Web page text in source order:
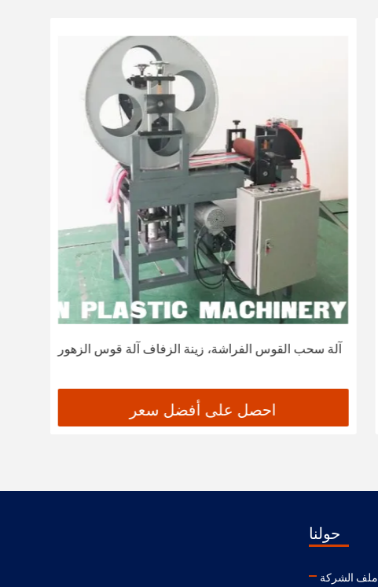
آلة سحب القوس الفراشة، زينة الزفاف آلة قوس الزهور
احصل على أفضل سعر
حولنا
ملف الشركة